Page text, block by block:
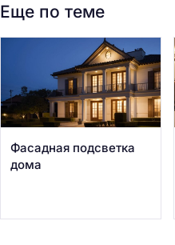
Еще по теме
Фасадная подсветка
дома